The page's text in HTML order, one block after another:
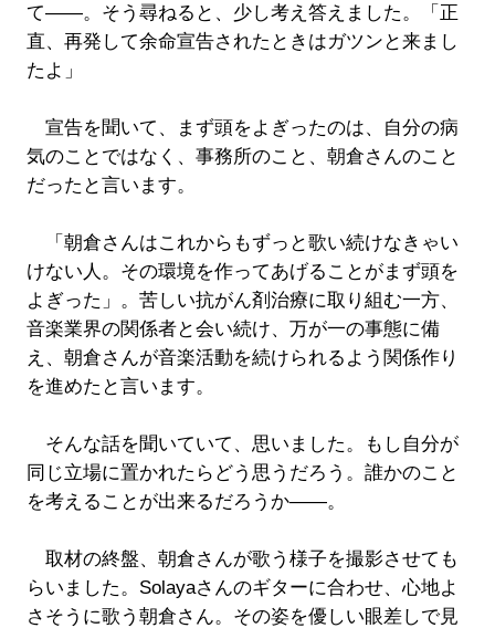
て――。そう尋ねると、少し考え答えました。「正
直、再発して余命宣告されたときはガツンと来まし
たよ」
宣告を聞いて、まず頭をよぎったのは、自分の病
気のことではなく、事務所のこと、朝倉さんのこと
だったと言います。
「朝倉さんはこれからもずっと歌い続けなきゃい
けない人。その環境を作ってあげることがまず頭を
よぎった」。苦しい抗がん剤治療に取り組む一方、
音楽業界の関係者と会い続け、万が一の事態に備
え、朝倉さんが音楽活動を続けられるよう関係作り
を進めたと言います。
そんな話を聞いていて、思いました。もし自分が
同じ立場に置かれたらどう思うだろう。誰かのこと
を考えることが出来るだろうか――。
取材の終盤、朝倉さんが歌う様子を撮影させても
らいました。Solayaさんのギターに合わせ、心地よ
さそうに歌う朝倉さん。その姿を優しい眼差しで見